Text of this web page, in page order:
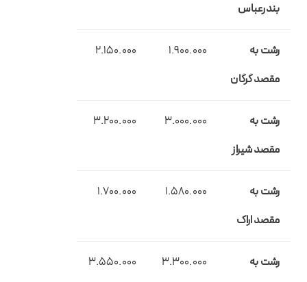
بندرعباس
رشت به
مقصد گرگان
1.900.000
2.150.000
رشت به
مقصد شیراز
3.000.000
3.200.000
رشت به
مقصد اراک
1.580.000
1.700.000
رشت به
3.300.000
3.550.000